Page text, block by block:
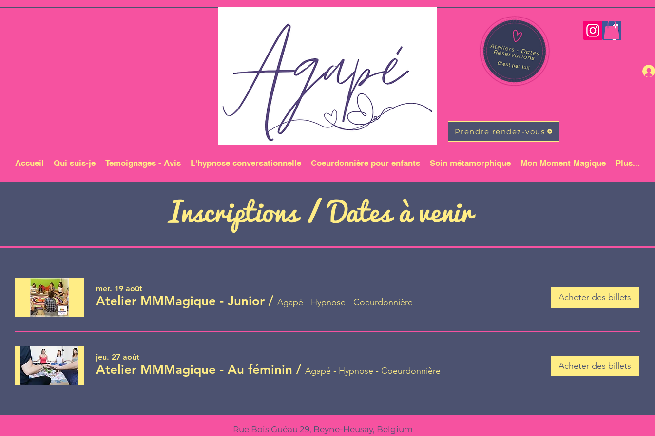
Prendre rendez-vous
Accueil Qui suis-je Temoignages - Avis L'hypnose conversationnelle Coeurdonnière pour enfants Soin métamorphique Mon Moment Magique Plus...
Inscriptions / Dates à venir
mer. 19 août
Atelier MMMagique - Junior / Agapé - Hypnose - Coeurdonnière Acheter des billets
jeu. 27 août
Atelier MMMagique - Au féminin / Agapé - Hypnose - Coeurdonnière Acheter des billets
Rue Bois Guéau 29, Beyne-Heusay, Belgium